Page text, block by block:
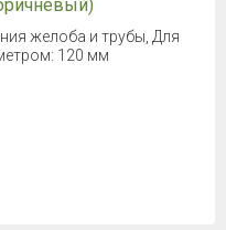
желоба и трубы, Для
120 мм